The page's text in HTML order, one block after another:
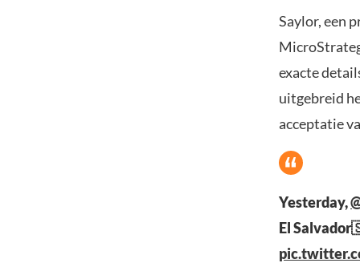
Saylor, een
exacte
uitgebreid
acceptatie
Yesterday,
El